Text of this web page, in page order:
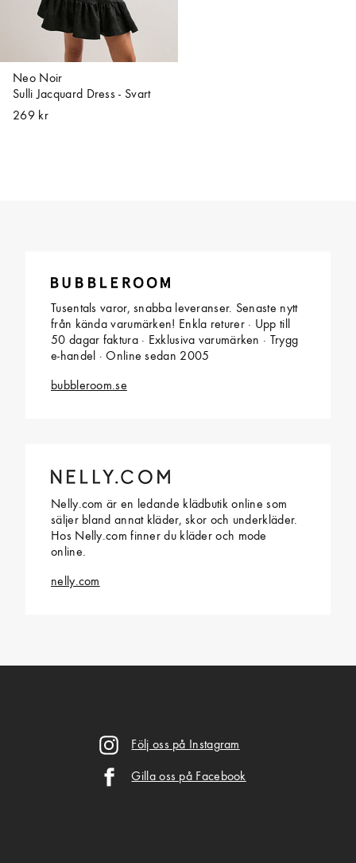
Neo Noir
Sulli Jacquard Dress - Svart
269 kr
Tusentals varor, snabba leveranser. Senaste nytt
från kända varumärken! Enkla returer · Upp till
50 dagar faktura · Exklusiva varumärken · Trygg
e-handel · Online sedan 2005
bubbleroom.se
Nelly.com är en ledande klädbutik online som
säljer bland annat kläder, skor och underkläder.
Hos Nelly.com finner du kläder och mode
online.
nelly.com
Följ oss på Instagram
Gilla oss på Facebook